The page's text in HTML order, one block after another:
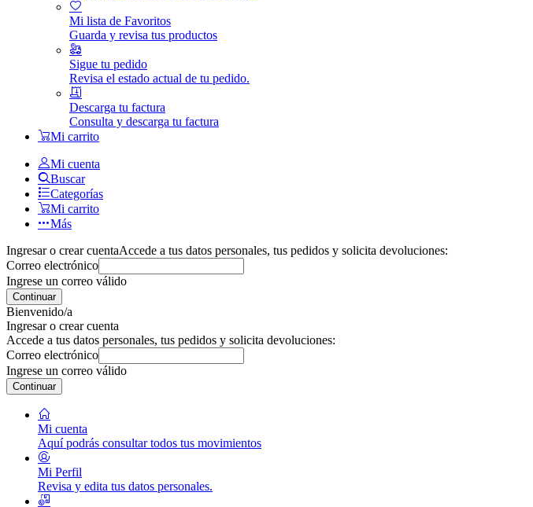
Mi lista de Favoritos
Guarda y revisa tus productos
Sigue tu pedido
Revisa el estado actual de tu pedido.
Descarga tu factura
Consulta y descarga tu factura
Mi carrito
Mi cuenta
Buscar
Categorías
Mi carrito
Más
Ingresar o crear cuentaAccede a tus datos personales, tus pedidos y solicita devoluciones:
Correo electrónico
Ingrese un correo válido
Continuar
Bienvenido/a
Ingresar o crear cuenta
Accede a tus datos personales, tus pedidos y solicita devoluciones:
Correo electrónico
Ingrese un correo válido
Continuar
Mi cuenta
Aquí podrás consultar todos tus movimientos
Mi Perfil
Revisa y edita tus datos personales.